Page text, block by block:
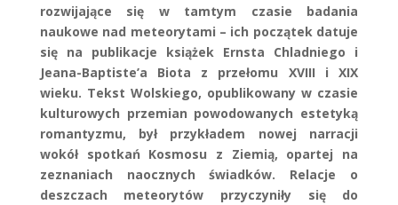
rozwijające się w tamtym czasie badania
naukowe nad meteorytami – ich początek datuje
się na publikacje książek Ernsta Chladniego i
Jeana-Baptiste’a Biota z przełomu XVIII i XIX
wieku. Tekst Wolskiego, opublikowany w czasie
kulturowych przemian powodowanych estetyką
romantyzmu, był przykładem nowej narracji
wokół spotkań Kosmosu z Ziemią, opartej na
zeznaniach naocznych świadków. Relacje o
deszczach meteorytów przyczyniły się do